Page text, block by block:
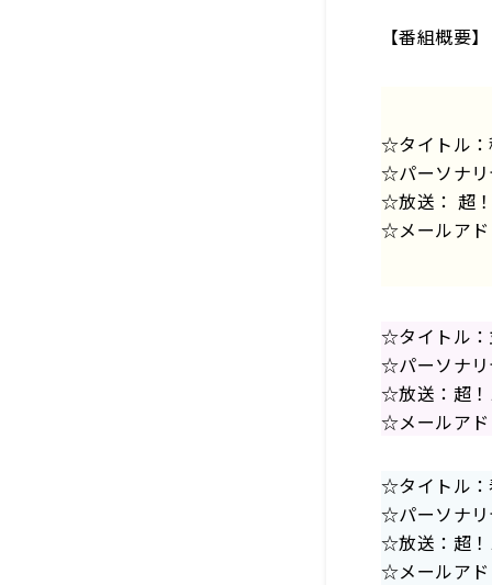
【番組概要】
☆タイトル：
☆パーソナリ
☆放送： 超
☆メールアド
☆タイトル：
☆パーソナリ
☆放送：超！
☆メールアド
☆タイトル：
☆パーソナリ
☆放送：超！
☆メールアド